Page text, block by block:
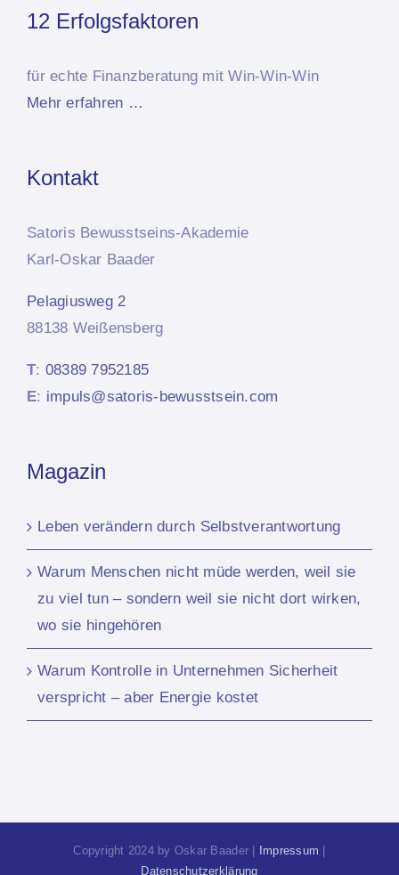
12 Erfolgsfaktoren
für echte Finanzberatung mit Win-Win-Win
Mehr erfahren …
Kontakt
Satoris Bewusstseins-Akademie
Karl-Oskar Baader
Pelagiusweg 2
88138 Weißensberg
T: 08389 7952185
E: impuls@satoris-bewusstsein.com
Magazin
Leben verändern durch Selbstverantwortung
Warum Menschen nicht müde werden, weil sie
zu viel tun – sondern weil sie nicht dort wirken,
wo sie hingehören
Warum Kontrolle in Unternehmen Sicherheit
verspricht – aber Energie kostet
Copyright 2024 by Oskar Baader | Impressum
Datenschutzerklärung